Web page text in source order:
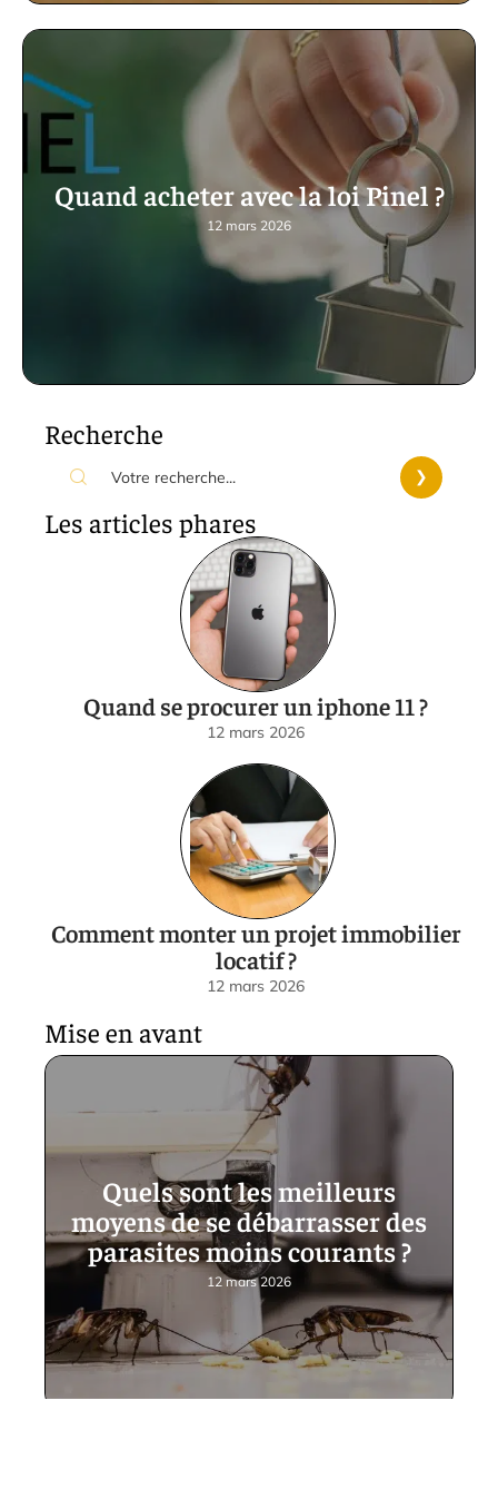
Quand acheter avec la loi Pinel ?
12 mars 2026
Recherche
Les articles phares
Quand se procurer un iphone 11 ?
12 mars 2026
Comment monter un projet immobilier
locatif ?
12 mars 2026
Mise en avant
Quels sont les meilleurs
moyens de se débarrasser des
parasites moins courants ?
12 mars 2026